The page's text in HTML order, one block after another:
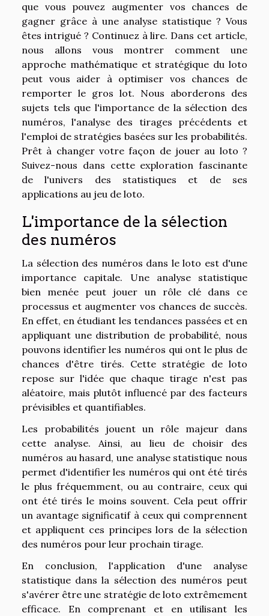
que vous pouvez augmenter vos chances de
gagner grâce à une analyse statistique ? Vous
êtes intrigué ? Continuez à lire. Dans cet article,
nous allons vous montrer comment une
approche mathématique et stratégique du loto
peut vous aider à optimiser vos chances de
remporter le gros lot. Nous aborderons des
sujets tels que l'importance de la sélection des
numéros, l'analyse des tirages précédents et
l'emploi de stratégies basées sur les probabilités.
Prêt à changer votre façon de jouer au loto ?
Suivez-nous dans cette exploration fascinante
de l'univers des statistiques et de ses
applications au jeu de loto.
L'importance de la sélection
des numéros
La sélection des numéros dans le loto est d'une
importance capitale. Une analyse statistique
bien menée peut jouer un rôle clé dans ce
processus et augmenter vos chances de succès.
En effet, en étudiant les tendances passées et en
appliquant une distribution de probabilité, nous
pouvons identifier les numéros qui ont le plus de
chances d'être tirés. Cette stratégie de loto
repose sur l'idée que chaque tirage n'est pas
aléatoire, mais plutôt influencé par des facteurs
prévisibles et quantifiables.
Les probabilités jouent un rôle majeur dans
cette analyse. Ainsi, au lieu de choisir des
numéros au hasard, une analyse statistique nous
permet d'identifier les numéros qui ont été tirés
le plus fréquemment, ou au contraire, ceux qui
ont été tirés le moins souvent. Cela peut offrir
un avantage significatif à ceux qui comprennent
et appliquent ces principes lors de la sélection
des numéros pour leur prochain tirage.
En conclusion, l'application d'une analyse
statistique dans la sélection des numéros peut
s'avérer être une stratégie de loto extrêmement
efficace. En comprenant et en utilisant les